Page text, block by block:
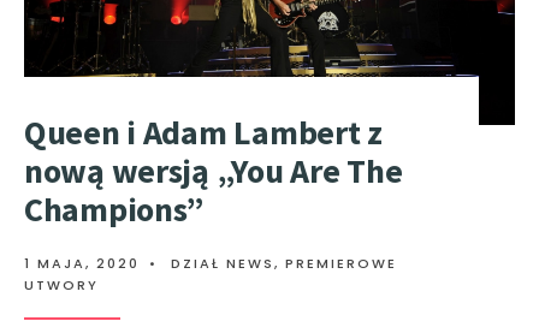
Queen i Adam Lambert z
nową wersją „You Are The
Champions”
1 MAJA, 2020 • DZIAŁ NEWS, PREMIEROWE
UTWORY